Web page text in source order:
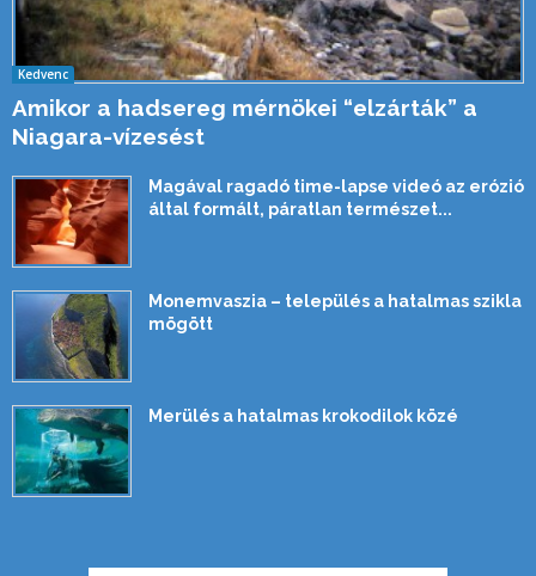
Kedvenc
Amikor a hadsereg mérnökei “elzárták” a
Niagara-vízesést
Magával ragadó time-lapse videó az erózió
által formált, páratlan természet...
Monemvaszia – település a hatalmas szikla
mögött
Merülés a hatalmas krokodilok közé